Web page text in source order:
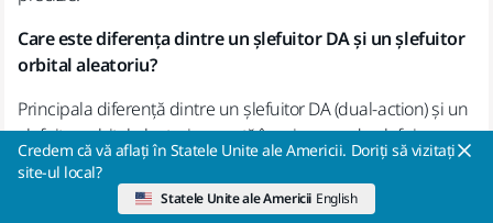
Care este diferența dintre un șlefuitor DA și un șlefuitor
orbital aleatoriu?
Principala diferență dintre un șlefuitor DA (dual-action) și un
șlefuitor orbital aleatoriu constă în mișcarea de șlefuire.
Șlefuitoarele DA pot comuta între modul rotativ pentru
îndepărtarea agresivă a materialului și modul orbital
Credem că vă aflați în Statele Unite ale Americii. Doriți să vizitați
site-ul local?
Statele Unite ale Americii English